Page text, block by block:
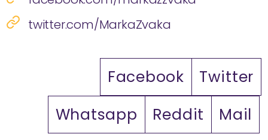
twitter.com/MarkaZvaka
Facebook
Twitter
Whatsapp
Reddit Mail